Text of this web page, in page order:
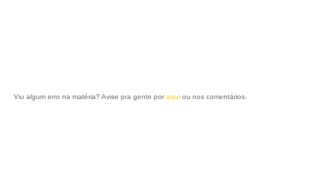
Viu algum erro na matéria? Avise pra gente por aqui ou nos comentários.